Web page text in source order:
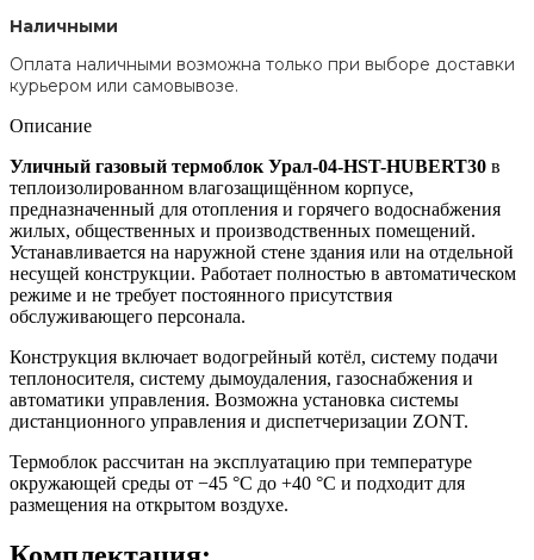
Наличными
Оплата наличными возможна только при выборе доставки
курьером или самовывозе.
Описание
Уличный газовый термоблок Урал-04-HST-HUBERT30 в
теплоизолированном влагозащищённом корпусе,
предназначенный для отопления и горячего водоснабжения
жилых, общественных и производственных помещений.
Устанавливается на наружной стене здания или на отдельной
несущей конструкции. Работает полностью в автоматическом
режиме и не требует постоянного присутствия
обслуживающего персонала.
Конструкция включает водогрейный котёл, систему подачи
теплоносителя, систему дымоудаления, газоснабжения и
автоматики управления. Возможна установка системы
дистанционного управления и диспетчеризации ZONT.
Термоблок рассчитан на эксплуатацию при температуре
окружающей среды от −45 °С до +40 °С и подходит для
размещения на открытом воздухе.